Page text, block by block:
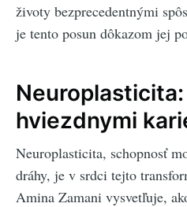
životy bezprecedentnými
je tento posun dôkazom jej
hviezdnymi
Neuroplasticita, schopnosť
dráhy, je v srdci tejto
Amina Zamani vysvetľuje,